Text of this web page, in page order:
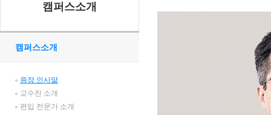
캠퍼스소개
캠퍼스소개
원장 인사말
교수진 소개
편입 전문가 소개